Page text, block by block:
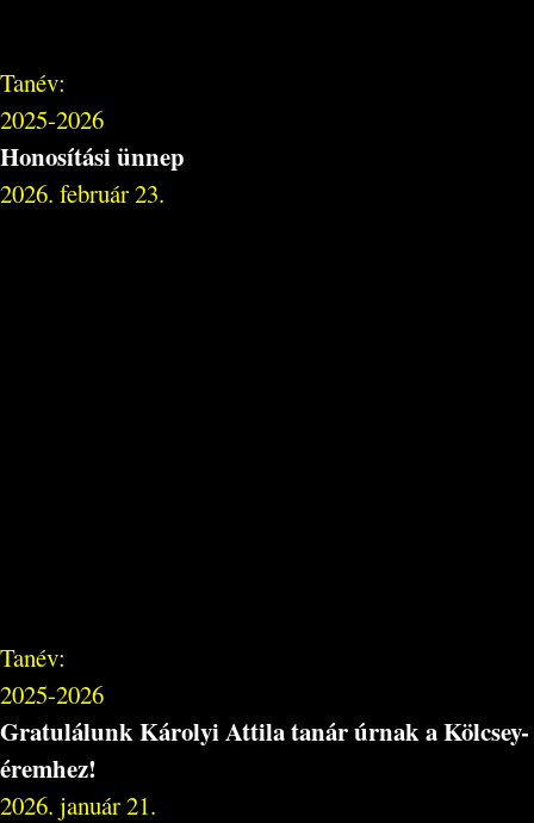
Tanév:
2025-2026
Honosítási ünnep
2026. február 23.
Tanév:
2025-2026
Gratulálunk Károlyi Attila tanár úrnak a Kölcsey-
éremhez!
2026. január 21.